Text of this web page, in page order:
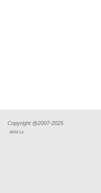
Copyright @2007-2025
ARM Llc